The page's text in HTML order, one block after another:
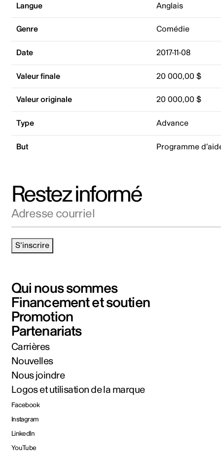
Langue Anglais
Genre Comédie
Date 2017-11-08
Valeur finale 20 000,00 $
Valeur originale 20 000,00 $
Type Advance
But Programme
Restez informé
S'inscrire
Qui nous sommes
Financement et soutien
Promotion
Partenariats
Carrières
Nouvelles
Nous joindre
Logos et utilisation de la marque
Facebook
Instagram
LinkedIn
YouTube